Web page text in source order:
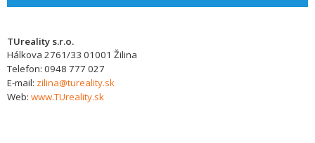
TUreality s.r.o.
Hálkova 2761/33 01001 Žilina
Telefon: 0948 777 027
E-mail: zilina@tureality.sk
Web: www.TUreality.sk